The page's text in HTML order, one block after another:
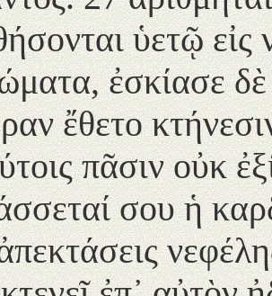
ὑετῷ
ἐσκίασε
ἔθετο
πᾶσιν οὐκ
σου ἡ